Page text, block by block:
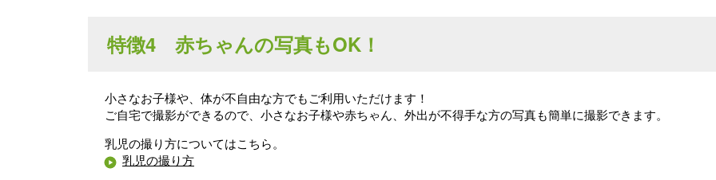
特徴4 赤ちゃんの写真もOK！
小さなお子様や、体が不自由な方でもご利用いただけます！
ご自宅で撮影ができるので、小さなお子様や赤ちゃん、外出が不得手な方の写真も簡単に撮影できます。
乳児の撮り方についてはこちら。
乳児の撮り方